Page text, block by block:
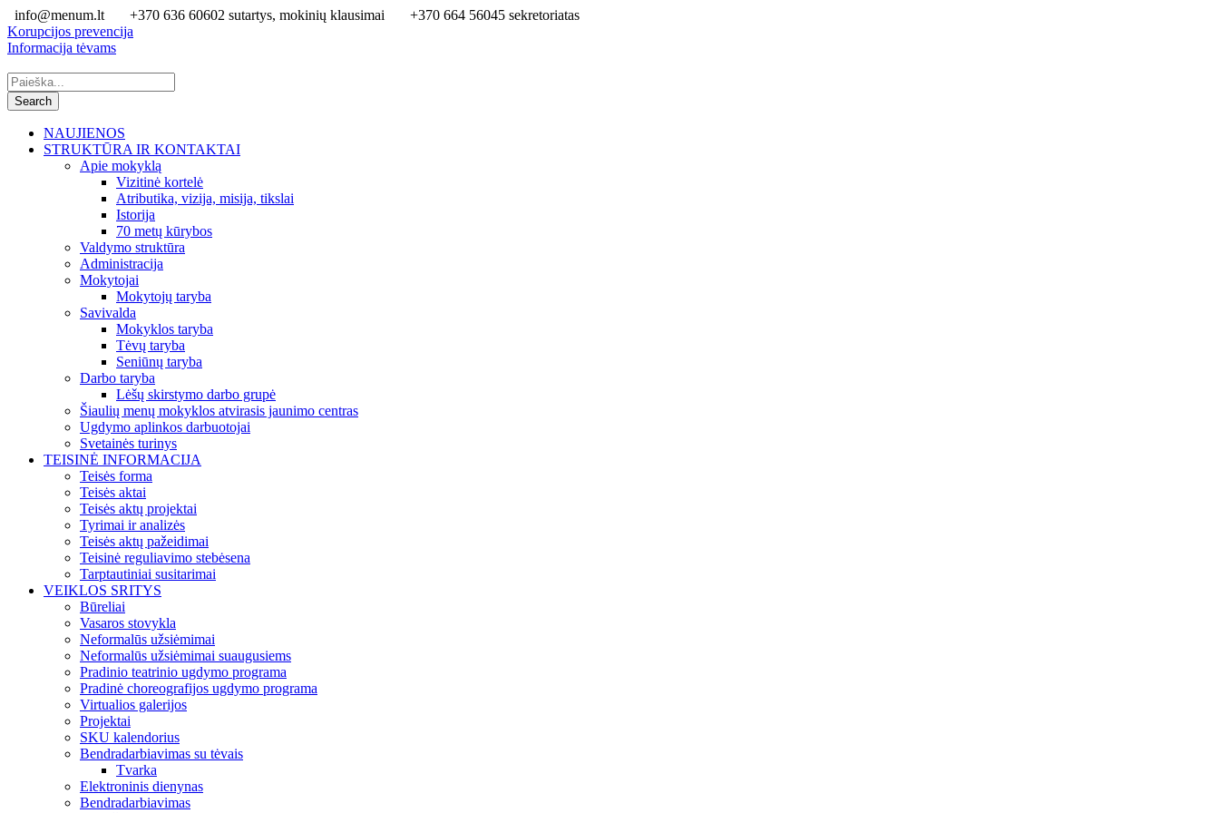
info@menum.lt +370 636 60602 sutartys, mokinių klausimai
+370 664 56045 sekretoriatas
Korupcijos prevencija
Informacija tėvams
NAUJIENOS
STRUKTŪRA IR KONTAKTAI
Apie mokyklą
Vizitinė kortelė
Atributika, vizija, misija, tikslai
Istorija
70 metų kūrybos
Valdymo struktūra
Administracija
Mokytojai
Mokytojų taryba
Savivalda
Mokyklos taryba
Tėvų taryba
Seniūnų taryba
Darbo taryba
Lėšų skirstymo darbo grupė
Šiaulių menų mokyklos atvirasis jaunimo centras
Ugdymo aplinkos darbuotojai
Svetainės turinys
TEISINĖ INFORMACIJA
Teisės forma
Teisės aktai
Teisės aktų projektai
Tyrimai ir analizės
Teisės aktų pažeidimai
Teisinė reguliavimo stebėsena
Tarptautiniai susitarimai
VEIKLOS SRITYS
Būreliai
Vasaros stovykla
Neformalūs užsiėmimai
Neformalūs užsiėmimai suaugusiems
Pradinio teatrinio ugdymo programa
Pradinė choreografijos ugdymo programa
Virtualios galerijos
Projektai
SKU kalendorius
Bendradarbiavimas su tėvais
Tvarka
Elektroninis dienynas
Bendradarbiavimas